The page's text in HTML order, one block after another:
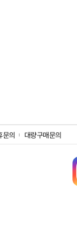
문의 대량구매문의